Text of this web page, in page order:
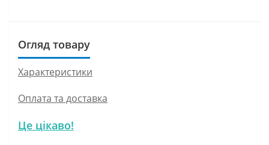
Огляд товару
Характеристики
Оплата та доставка
Це цікаво!